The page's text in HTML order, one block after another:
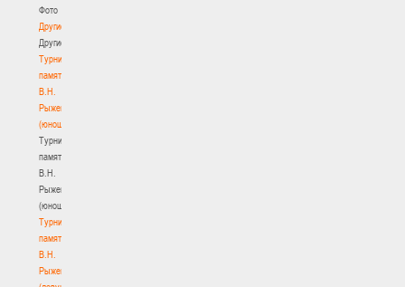
Фото
Другие
Другие
Турнир
памяти
В.Н.
Рыженкова
(юноши)
Турнир
памяти
В.Н.
Рыженкова
(юноши)
Турнир
памяти
В.Н.
Рыженкова